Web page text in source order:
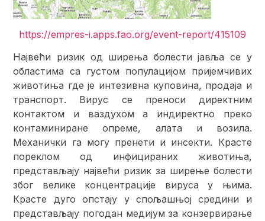
https://empres-i.apps.fao.org/event-report/415109
Највећи ризик од ширења болести јавља се у
областима са густом популацијом пријемчивих
животиња где је интезивна куповина, продаја и
транспорт. Вирус се преноси директним
контактом и ваздухом а индиректно преко
контаминиране опреме, алата и возила.
Механички га могу пренети и инсекти. Красте
пореклом од инфицираних животиња,
представљају највећи ризик за ширење болести
због велике концентрације вируса у њима.
Красте дуго опстају у спољашњој средини и
представљају погодан медијум за конзервирање